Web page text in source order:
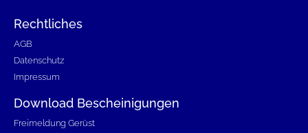
Rechtliches
AGB
Datenschutz
Impressum
Download Bescheinigungen
Freimeldung Gerüst